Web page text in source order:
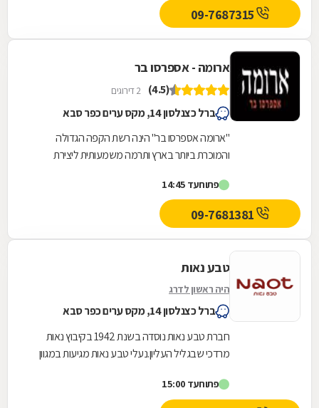
09-7687315
ארומה - אספרסו בר
(4.5) 2 דירוגים
ברל כצנלסון 14, מקס ערים כפר סבא
"ארומה אספרסו בר" הינה רשת הקפה הגדולה
והמוכרת ביותר בארץ ותרמה משמעותית ליצירת
בחומרי גלם איכותיים...
פתוחעד 14:45
09-7681381
טבע נאות
היה ראשון לדרג
ברל כצנלסון 14, מקס ערים כפר סבא
חברת טבע נאות נוסדה בשנת 1942 בקיבוץ נאות
מרדכי שבגליל העליון.נעלי טבע נאות מגיעות במגוון
פתוחעד 15:00